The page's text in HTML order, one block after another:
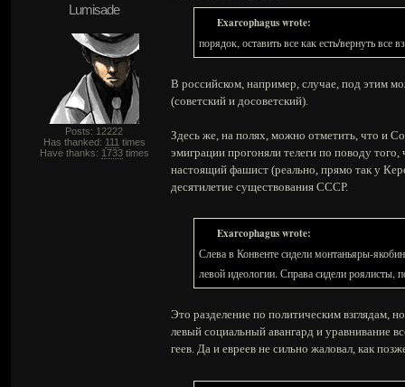
Lumisade
Posts: 12222
Has thanked: 111 times
Have thanks: 1733times
Exarcophagus wrote:
порядок, оставить все как есть/вернуть все
В российском, например, случае, под этим
(советский и досоветский).
Здесь же, на полях, можно отметить, что и
эмиграции прогоняли телеги по поводу
настоящий фашист (реально, прямо так у
десятилетие существования СССР.
Exarcophagus wrote:
Слева в Конвенте сидели монтаньяры-
левой идеологии. Справа сидели роялисты,
Это разделение по политическим взглядам,
левый социальный авангард и уравнивание
геев. Да и евреев не сильно жаловал, как